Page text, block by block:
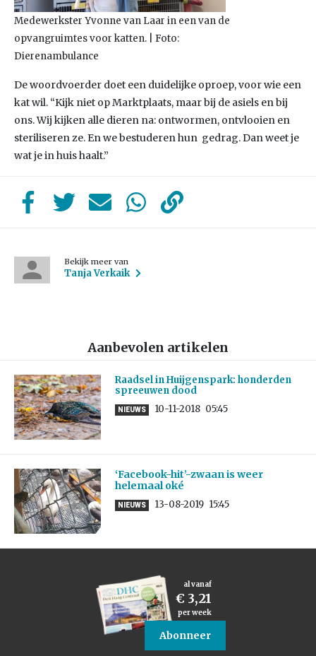
Medewerkster Yvonne van Laar in een van de
opvangruimtes voor katten. | Foto:
Dierenambulance
De woordvoerder doet een duidelijke oproep, voor wie een
kat wil. “Kijk niet op Marktplaats, maar bij de asiels en bij
ons. Wij kijken alle dieren na: ontwormen, ontvlooien en
steriliseren ze. En we bestuderen hun gedrag. Dan weet je
wat je in huis haalt.”
Bekijk meer van
Tanja Verkaik
Aanbevolen artikelen
Raadsel in Huijgenspark: honderden
spreeuwen dood
NIEUWS 10-11-2018 05:45
‘Facebook-hit’-zwaan is weer
helemaal oké
NIEUWS 13-08-2019 15:45
al vanaf
€ 3,21
per week
Abonneer